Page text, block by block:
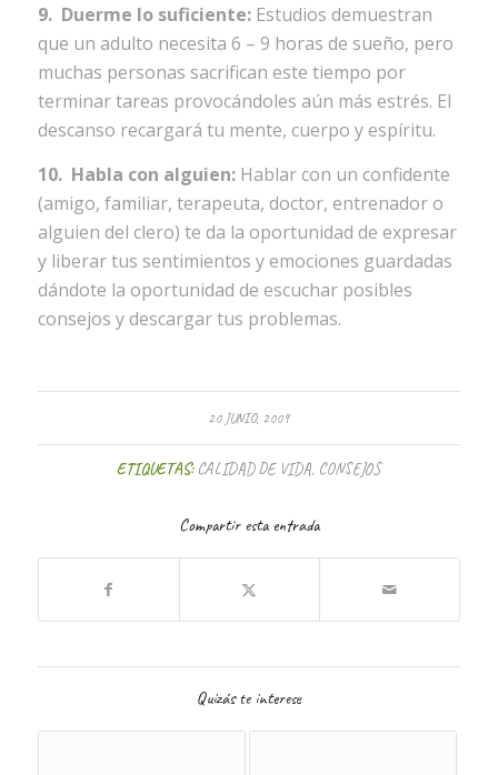
9. Duerme lo suficiente:Estudios demuestran
que un adulto necesita 6 – 9 horas de sueño, pero
muchas personas sacrifican este tiempo por
terminar tareas provocándoles aún más estrés. El
descanso recargará tu mente, cuerpo y espíritu.
10. Habla con alguien:Hablar con un confidente
(amigo, familiar, terapeuta, doctor, entrenador o
alguien del clero) te da la oportunidad de expresar
y liberar tus sentimientos y emociones guardadas
dándote la oportunidad de escuchar posibles
consejos y descargar tus problemas.
20 JUNIO, 2009
ETIQUETAS: CALIDAD DE VIDA, CONSEJOS
Compartir esta entrada
Quizás te interese